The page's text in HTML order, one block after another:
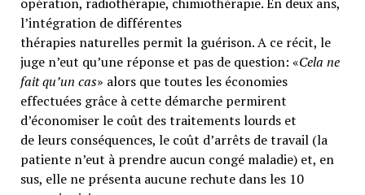
l’intégration de différentes
thérapies naturelles permit la guérison. A ce récit, le
juge n’eut qu’une réponse et pas de question: «Cela ne
fait qu’un cas» alors que toutes les économies
effectuées grâce à cette démarche permirent
d’économiser le coût des traitements lourds et
de leurs conséquences, le coût d’arrêts de travail (la
patiente n’eut à prendre aucun congé maladie) et, en
sus, elle ne présenta aucune rechute dans les 10